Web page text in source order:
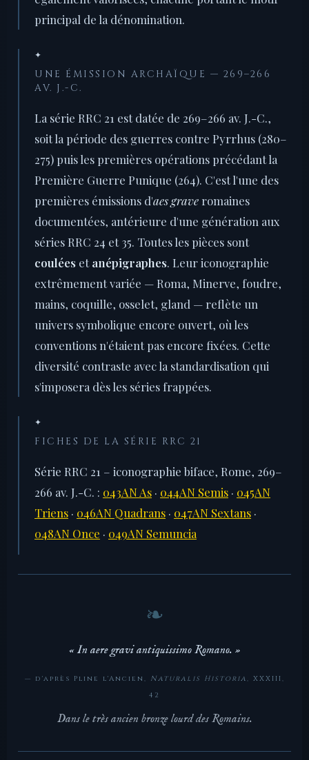
principal de la dénomination.
✦
UNE ÉMISSION ARCHAÏQUE — 269–266
AV. J.-C.
La série RRC 21 est datée de 269–266 av. J.-C.,
soit la période des guerres contre Pyrrhus (280–
275) puis les premières opérations précédant la
Première Guerre Punique (264). C'est l'une des
premières émissions d'aes grave romaines
documentées, antérieure d'une génération aux
séries RRC 24 et 35. Toutes les pièces sont
coulées etanépigraphes. Leur iconographie
extrêmement variée — Roma, Minerve, foudre,
mains, coquille, osselet, gland — reflète un
univers symbolique encore ouvert, où les
conventions n'étaient pas encore fixées. Cette
diversité contraste avec la standardisation qui
s'imposera dès les séries frappées.
✦
FICHES DE LA SÉRIE RRC 21
Série RRC 21 – iconographie biface, Rome, 269–
266 av. J.-C. : 043AN As · 044AN Semis · 045AN
Triens · 046AN Quadrans · 047AN Sextans ·
048AN Once · 049AN Semuncia
« In aere gravi antiquissimo Romano. »
— d'après Pline l'Ancien, Naturalis Historia, XXXIII,
42
Dans le très ancien bronze lourd des Romains.